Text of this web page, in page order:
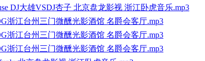
DJ大雄VSDJ杏子 北京盘龙影视 浙江卧虎音乐.mp3
浙江台州三门微醺光影酒馆 名爵会客厅.mp3
浙江台州三门微醺光影酒馆 名爵会客厅.mp3
浙江台州三门微醺光影酒馆 名爵会客厅.mp3